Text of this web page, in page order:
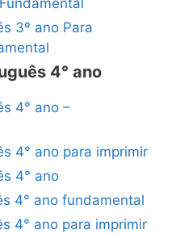
3º ano Para
4° ano
4° ano –
4° ano para imprimir
4° ano
4° ano fundamental
4° ano para imprimir